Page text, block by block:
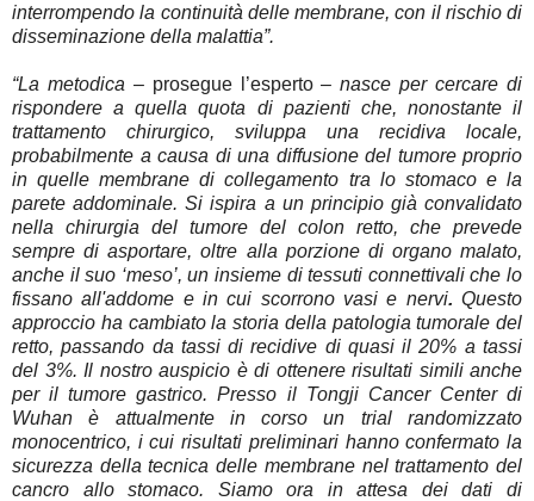
interrompendo la continuità delle membrane, con il rischio di
disseminazione della malattia”.
“La metodica – prosegue l’esperto –nasce per cercare di
rispondere a quella quota di pazienti che, nonostante il
trattamento chirurgico, sviluppa una recidiva locale,
probabilmente a causa di una diffusione del tumore proprio
in quelle membrane di collegamento tra lo stomaco e la
parete addominale. Si ispira a un principio già convalidato
nella chirurgia del tumore del colon retto, che prevede
sempre di asportare, oltre alla porzione di organo malato,
anche il suo ‘meso’, un insieme di tessuti connettivali che lo
fissano all'addome e in cui scorrono vasi e nervi.Questo
approccio ha cambiato la storia della patologia tumorale del
retto, passando da tassi di recidive di quasi il 20% a tassi
del 3%. Il nostro auspicio è di ottenere risultati simili anche
per il tumore gastrico. Presso il Tongji Cancer Center di
Wuhan è attualmente in corso un trial randomizzato
monocentrico, i cui risultati preliminari hanno confermato la
sicurezza della tecnica delle membrane nel trattamento del
cancro allo stomaco. Siamo ora in attesa dei dati di